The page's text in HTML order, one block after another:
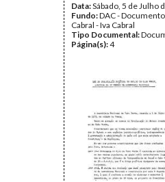
Data:Sábado, 5 de Julho
Fundo:DAC -
Cabral - Iva Cabral
Tipo Documental:
Página(s):4